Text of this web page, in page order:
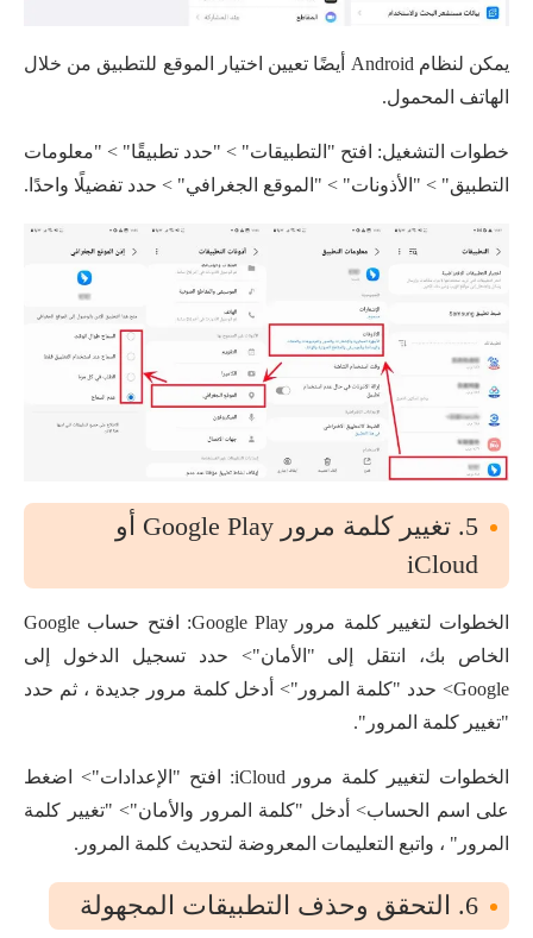
يمكن لنظام Android أيضًا تعيين اختيار الموقع للتطبيق من خلال
الهاتف المحمول.
خطوات التشغيل: افتح "التطبيقات" > "حدد تطبيقًا" > "معلومات
التطبيق" > "الأذونات" > "الموقع الجغرافي" > حدد تفضيلًا واحدًا.
5. تغيير كلمة مرور Google Play أو
iCloud
الخطوات لتغيير كلمة مرور Google Play: افتح حساب Google
الخاص بك، انتقل إلى "الأمان"> حدد تسجيل الدخول إلى
Google> حدد "كلمة المرور"> أدخل كلمة مرور جديدة ، ثم حدد
"تغيير كلمة المرور".
الخطوات لتغيير كلمة مرور iCloud: افتح "الإعدادات"> اضغط
على اسم الحساب> أدخل "كلمة المرور والأمان"> "تغيير كلمة
المرور" ، واتبع التعليمات المعروضة لتحديث كلمة المرور.
6. التحقق وحذف التطبيقات المجهولة